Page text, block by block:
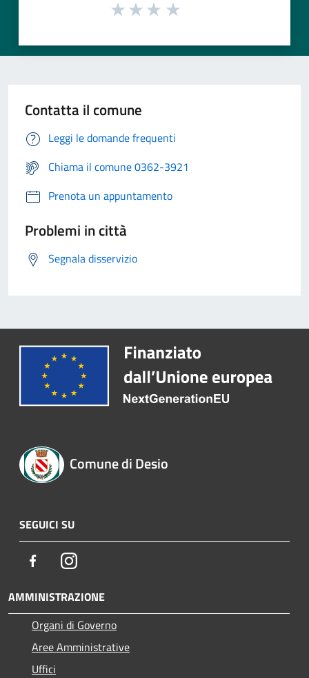
Contatta il comune
Leggi le domande frequenti
Chiama il comune 0362-3921
Prenota un appuntamento
Problemi in città
Segnala disservizio
Comune di Desio
SEGUICI SU
FacebookInstagram
AMMINISTRAZIONE
Organi di Governo
Aree Amministrative
Uffici